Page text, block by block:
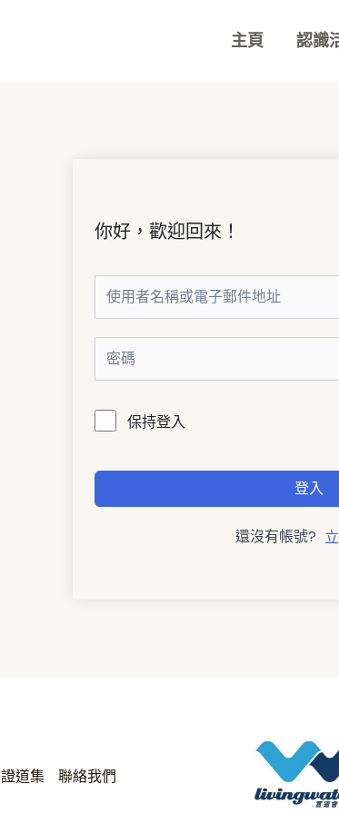
主頁 認識
你好，歡迎回來！
保持登入
登入
還沒有帳號?
證道集 聯絡我們